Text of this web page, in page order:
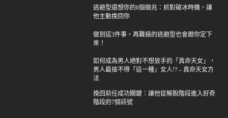
逃避型還想你的6個徵兆：抓對破冰時機，讓
他主動挽回你
做到這3件事，再難搞的逃避型也會跟你定下
來！
如何成為男人絕對不想放手的「真命天女」，
男人最捨不得「這一種」女人!? – 真命天女方
法
挽回前任成功關鍵：讓他從解脫階段進入好奇
階段的7個訊號